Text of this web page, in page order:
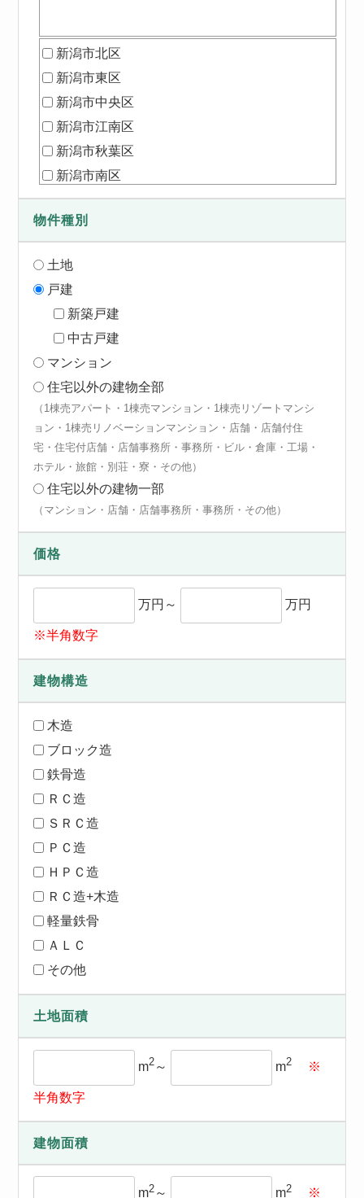
新潟市北区
新潟市東区
新潟市中央区
新潟市江南区
新潟市秋葉区
新潟市南区
新潟市西区
三条市
加茂市
村上市
燕市
五泉市
阿賀野市
北蒲原郡聖籠町
物件種別
土地
戸建
新築戸建
中古戸建
マンション
住宅以外の建物全部
（1棟売アパート・1棟売マンション・1棟売リゾートマンシ
ョン・1棟売リノベーションマンション・店舗・店舗付住
宅・住宅付店舗・店舗事務所・事務所・ビル・倉庫・工場・
ホテル・旅館・別荘・寮・その他）
住宅以外の建物一部
（マンション・店舗・店舗事務所・事務所・その他）
価格
万円～ 万円
※半角数字
建物構造
木造
ブロック造
鉄骨造
ＲＣ造
ＳＲＣ造
ＰＣ造
ＨＰＣ造
ＲＣ造+木造
軽量鉄骨
ＡＬＣ
その他
土地面積
m2 ～ m2 ※
半角数字
建物面積
m2 ～ m2 ※